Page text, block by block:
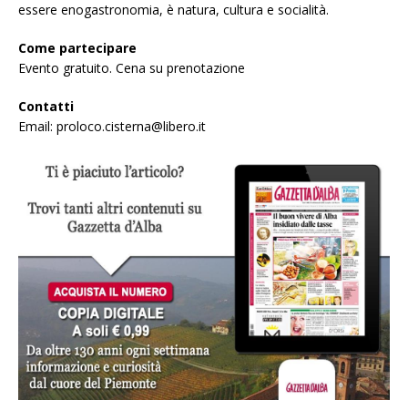
essere enogastronomia, è natura, cultura e socialità.
Come partecipare
Evento gratuito. Cena su prenotazione
Contatti
Email: proloco.cisterna@libero.it